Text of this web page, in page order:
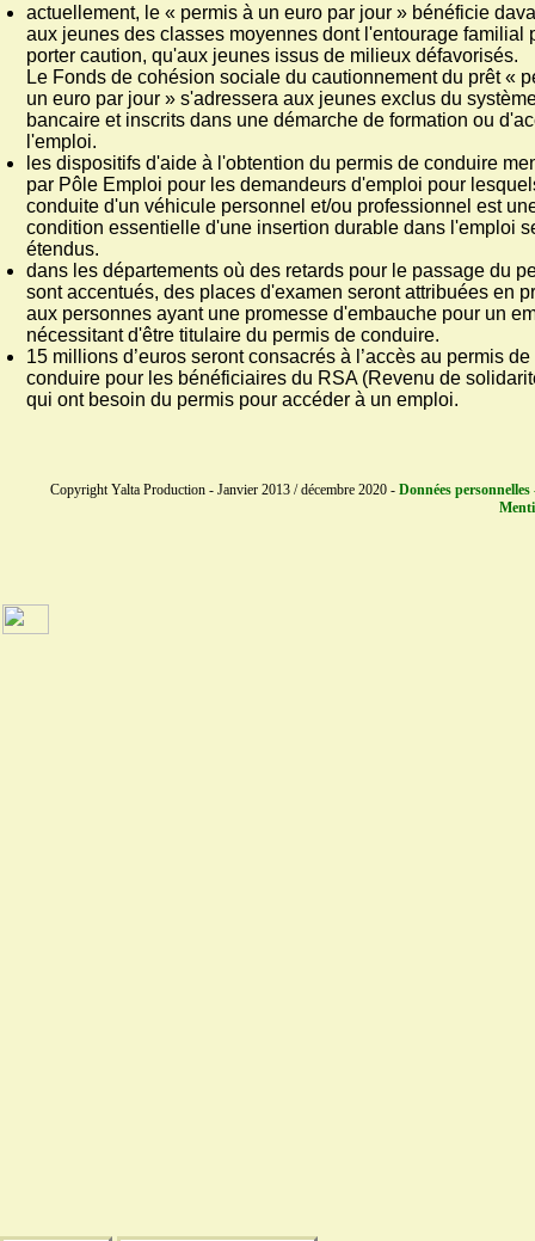
actuellement, le « permis à un euro par jour » bénéficie
aux jeunes des classes moyennes dont l'entourage familial
porter caution, qu'aux jeunes issus de milieux défavorisés.
Le Fonds de cohésion sociale du cautionnement du prêt «
un euro par jour » s'adressera aux jeunes exclus du
bancaire et inscrits dans une démarche de formation ou
l'emploi.
les dispositifs d'aide à l'obtention du permis de conduire
par Pôle Emploi pour les demandeurs d'emploi pour
conduite d'un véhicule personnel et/ou professionnel est
condition essentielle d'une insertion durable dans l'emploi
étendus.
dans les départements où des retards pour le passage du
sont accentués, des places d'examen seront attribuées en
aux personnes ayant une promesse d'embauche pour un
nécessitant d'être titulaire du permis de conduire.
15 millions d’euros seront consacrés à l’accès au permis de
conduire pour les bénéficiaires du RSA (Revenu de
qui ont besoin du permis pour accéder à un emploi.
Copyright Yalta Production - Janvier 2013 / décembre 2020 - Données